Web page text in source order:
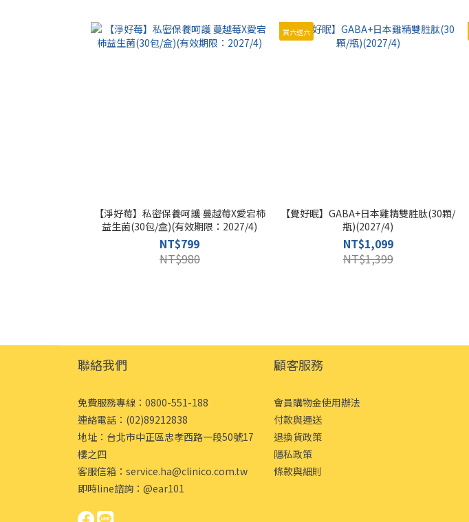
【淨好莓】私密保養呵護 蔓越莓X愛宕柿
益生菌(30包/盒)(有效期限：2027/4)
NT$799
NT$980
買六送六
【覺好眠】GABA+日本雞精雙胜肽(30顆/
瓶)(2027/4)
NT$1,099
NT$1,399
聯絡我們
免費服務專線：0800-551-188
連絡電話：(02)89212838
地址：台北市中正區忠孝西路一段50號17
樓之四
客服信箱： service.ha@clinico.com.tw
即時line諮詢： @ear101
顧客服務
會員購物金使用辦法
付款與運送
退換貨政策
隱私政策
條款與細則